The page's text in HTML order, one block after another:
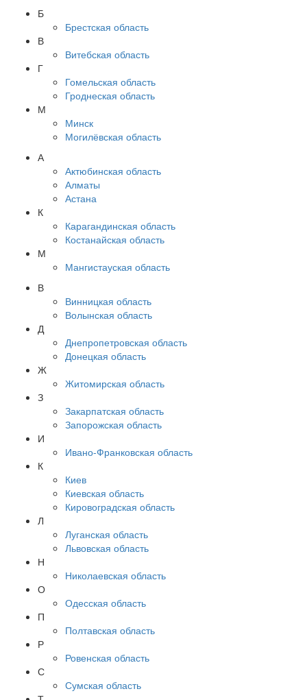
Б
Брестская область
В
Витебская область
Г
Гомельская область
Гроднеская область
М
Минск
Могилёвская область
А
Актюбинская область
Алматы
Астана
К
Карагандинская область
Костанайская область
М
Мангистауская область
В
Винницкая область
Волынская область
Д
Днепропетровская область
Донецкая область
Ж
Житомирская область
З
Закарпатская область
Запорожская область
И
Ивано-Франковская область
К
Киев
Киевская область
Кировоградская область
Л
Луганская область
Львовская область
Н
Николаевская область
О
Одесская область
П
Полтавская область
Р
Ровенская область
С
Сумская область